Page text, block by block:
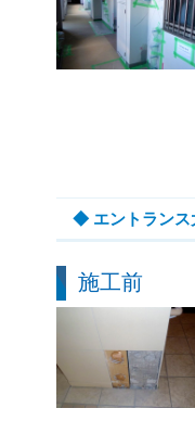
◆ エントランス
施工前